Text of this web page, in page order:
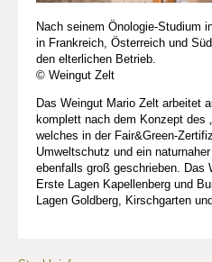
Nach seinem Önologie-Studium
in Frankreich, Österreich und
den elterlichen Betrieb.
© Weingut Zelt
Das Weingut Mario Zelt arbeitet
komplett nach dem Konzept des
welches in der Fair&Green-
Umweltschutz und ein
ebenfalls groß geschrieben. Das
Erste Lagen Kapellenberg und
Lagen Goldberg, Kirschgarten